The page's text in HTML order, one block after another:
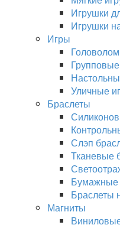
Игрушки
Игрушки
Игры
Уличные
Браслеты
Слэп
Тканевые
Бумажные
Браслеты
Магниты